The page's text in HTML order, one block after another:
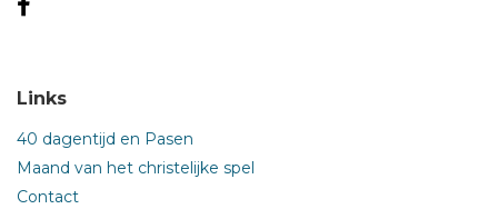
Links
40 dagentijd en Pasen
Maand van het christelijke spel
Contact